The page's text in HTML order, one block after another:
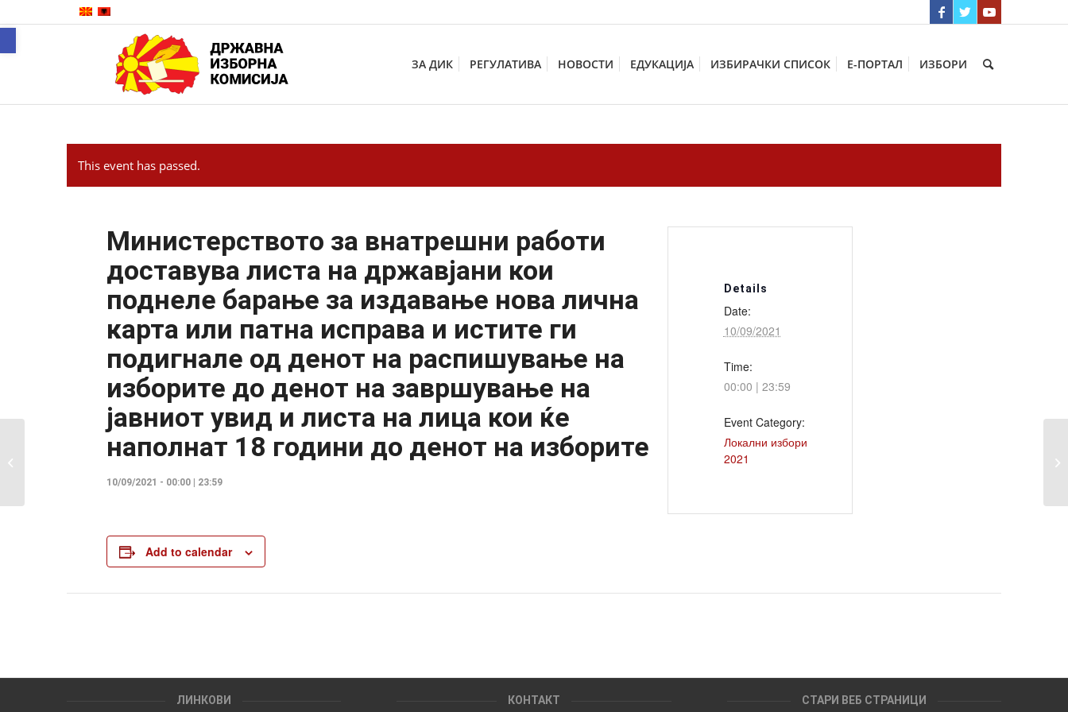
ЗА ДИК РЕГУЛАТИВА НОВОСТИ ЕДУКАЦИЈА ИЗБИРАЧКИ СПИСОК Е-ПОРТАЛ ИЗБОРИ
This event has passed.
Министерството за внатрешни работи
доставува листа на државјани кои
поднеле барање за издавање нова лична
карта или патна исправа и истите ги
подигнале од денот на распишување на
изборите до денот на завршување на
јавниот увид и листа на лица кои ќе
наполнат 18 години до денот на изборите
10/09/2021 - 00:00| 23:59
Add to calendar
Details
Date:
10/09/2021
Time:
00:00 | 23:59
Event Category:
Локални избори
2021
ЛИНКОВИ КОНТАКТ СТАРИ ВЕБ СТРАНИЦИ
политичките партии да достават
нивни заменици
Open toolbar